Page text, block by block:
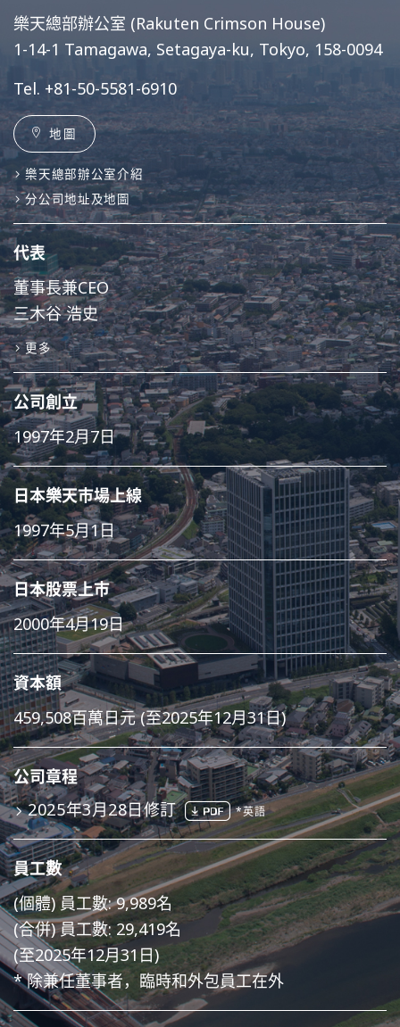
樂天總部辦公室 (Rakuten Crimson House)
1-14-1 Tamagawa, Setagaya-ku, Tokyo, 158-0094
Tel. +81-50-5581-6910
地圖
樂天總部辦公室介紹
分公司地址及地圖
代表
董事長兼CEO
三木谷 浩史
更多
公司創立
1997年2月7日
日本樂天市場上線
1997年5月1日
日本股票上市
2000年4月19日
資本額
459,508百萬日元 (至2025年12月31日)
公司章程
2025年3月28日修訂
*英語
員工數
(個體) 員工數: 9,989名
(合併) 員工數: 29,419名
(至2025年12月31日)
* 除兼任董事者，臨時和外包員工在外